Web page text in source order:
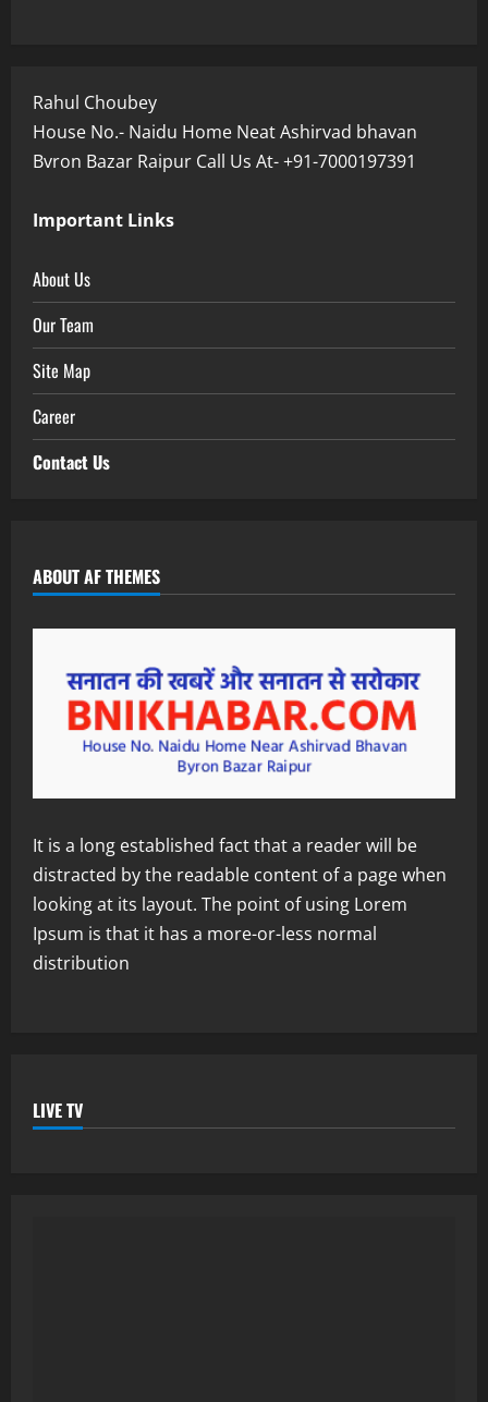
Rahul Choubey
House No.- Naidu Home Neat Ashirvad bhavan
Bvron Bazar Raipur Call Us At- +91-7000197391
Important Links
About Us
Our Team
Site Map
Career
Contact Us
ABOUT AF THEMES
It is a long established fact that a reader will be
distracted by the readable content of a page when
looking at its layout. The point of using Lorem
Ipsum is that it has a more-or-less normal
distribution
LIVE TV